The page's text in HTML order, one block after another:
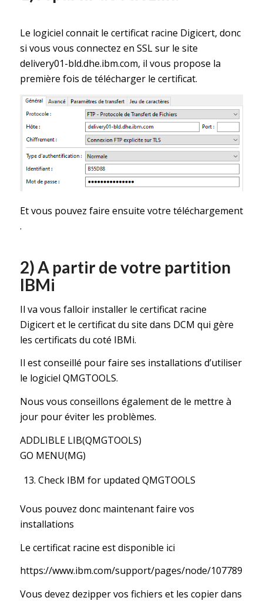
Le logiciel connait le certificat racine Digicert, donc
si vous vous connectez en SSL sur le site
delivery01-bld.dhe.ibm.com, il vous propose la
première fois de télécharger le certificat.
Et vous pouvez faire ensuite votre téléchargement
.
2) A partir de votre partition
IBMi
Il va vous falloir installer le certificat racine
Digicert et le certificat du site dans DCM qui gère
les certificats du coté IBMi.
Il est conseillé pour faire ses installations d’utiliser
le logiciel QMGTOOLS.
Nous vous conseillons également de le mettre à
jour pour éviter les problèmes.
ADDLIBLE LIB(QMGTOOLS)
GO MENU(MG)
Check IBM for updated QMGTOOLS
Vous pouvez donc maintenant faire vos
installations
Le certificat racine est disponible ici
https://www.ibm.com/support/pages/node/1077897
Vous devez dezipper vos fichiers et les copier dans